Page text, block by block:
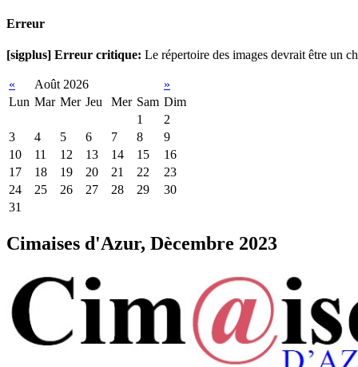
Erreur
[sigplus] Erreur critique: Le répertoire des images devrait être un
« Août 2026
»
Lun Mar Mer Jeu Mer Sam Dim
1
2
3
4 5 6 7 8
9
10
11 12 13 14 15
16
17
18 19 20 21 22
23
24
25 26 27 28 29
30
31
Cimaises d'Azur, Dècembre 2023